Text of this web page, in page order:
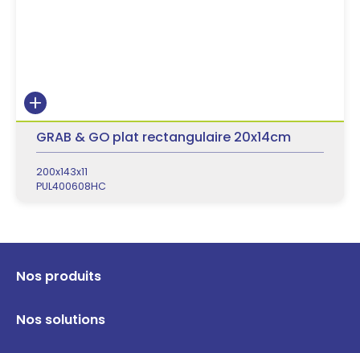
GRAB & GO plat rectangulaire 20x14cm
200x143x11
PUL400608HC
Nos produits
Nos solutions